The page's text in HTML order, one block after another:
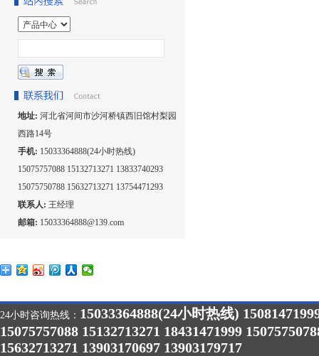
地址: 河北省河间市沙河桥镇西旧馆村梨园
西路14号
手机: 15033364888(24小时热线)
15075757088 15132713271 13833740293
15075750788 15632713271 13754471293
联系人: 王经理
邮箱: 15033364888@139.com
24小时咨询热线： 15033364888(24小时热线)
15075757088 15132713271 18431471999
15632713271 13903170697 13903179717